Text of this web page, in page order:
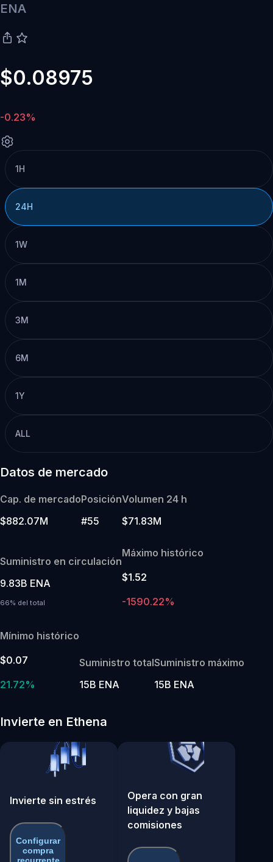
ENA
$0.08975
-0.23%
1H
24H
1W
1M
3M
6M
1Y
ALL
Datos de mercado
Cap. de mercado
$882.07M
Posición
#55
Volumen 24 h
$71.83M
Suministro en circulación
9.83B ENA
66% del total
Máximo histórico
$1.52
-1590.22%
Mínimo histórico
$0.07
21.72%
Suministro total
15B ENA
Suministro máximo
15B ENA
Invierte en Ethena
Invierte sin estrés
Configurar
compra
recurrente
Opera con gran
liquidez y bajas
comisiones